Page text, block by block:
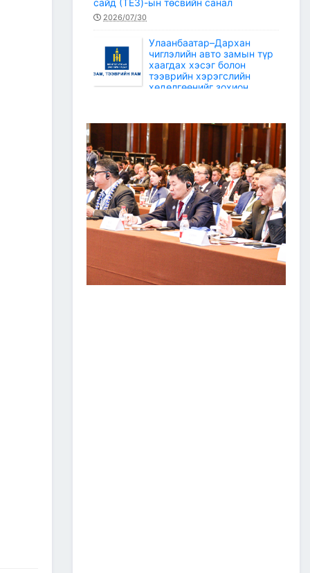
сайд (ТЕЗ)-ын төсвийн санал
2026/07/30
Улаанбаатар–Дархан
чиглэлийн авто замын түр
хаагдах хэсэг болон
тээврийн хэрэгслийн
хөдөлгөөнийг зохион
Зам, тээврийн салбарын статистикийн
мэдээ /2026 оны 6 дугаар сар/
2026/07/20
Зам, тээврийн сайдын багцын улсын
төсвийн хөрөнгөөр баригдаж буй
төсөл, арга хэмжээний ажлын
гүйцэтгэл, санхүүжилтийн 2026 оны 6
дугаар сарын мэдээ
ЗАМ, ТЭЭВРИЙН САЛБАР
2026 ОНЫ ЭХНИЙ ХАГАС